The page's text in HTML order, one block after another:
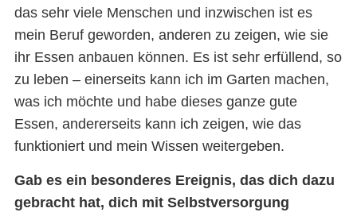
das sehr viele Menschen und inzwischen ist es
mein Beruf geworden, anderen zu zeigen, wie sie
ihr Essen anbauen können. Es ist sehr erfüllend, so
zu leben – einerseits kann ich im Garten machen,
was ich möchte und habe dieses ganze gute
Essen, andererseits kann ich zeigen, wie das
funktioniert und mein Wissen weitergeben.
Gab es ein besonderes Ereignis, das dich dazu
gebracht hat, dich mit Selbstversorgung